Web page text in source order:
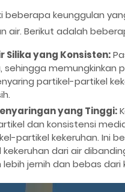
beberapa keunggulan
air. Berikut adalah
Silika yang Konsisten:
sehingga memungkinkan
partikel-partikel
yang Tinggi:
dan konsistensi
partikel kekeruhan. Ini
dari air
lebih jernih dan bebas dari